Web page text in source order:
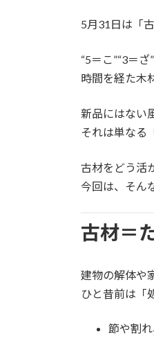
5月31日は「古
“5＝こ”“3＝
時間を経た木
新品にはない
それは単なる
古材をどう活
今回は、そん
古材＝
建物の解体や
ひと昔前は「
節や割